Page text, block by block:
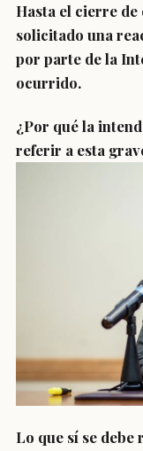
Hasta el cierre de
solicitado una
por parte de la
ocurrido.
¿Por qué la
referir a esta
Lo que sí se debe